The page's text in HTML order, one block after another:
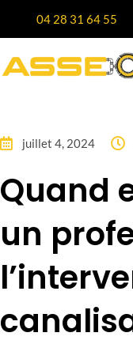
04 28 31 64 55
juillet 4, 2024
Quand
un